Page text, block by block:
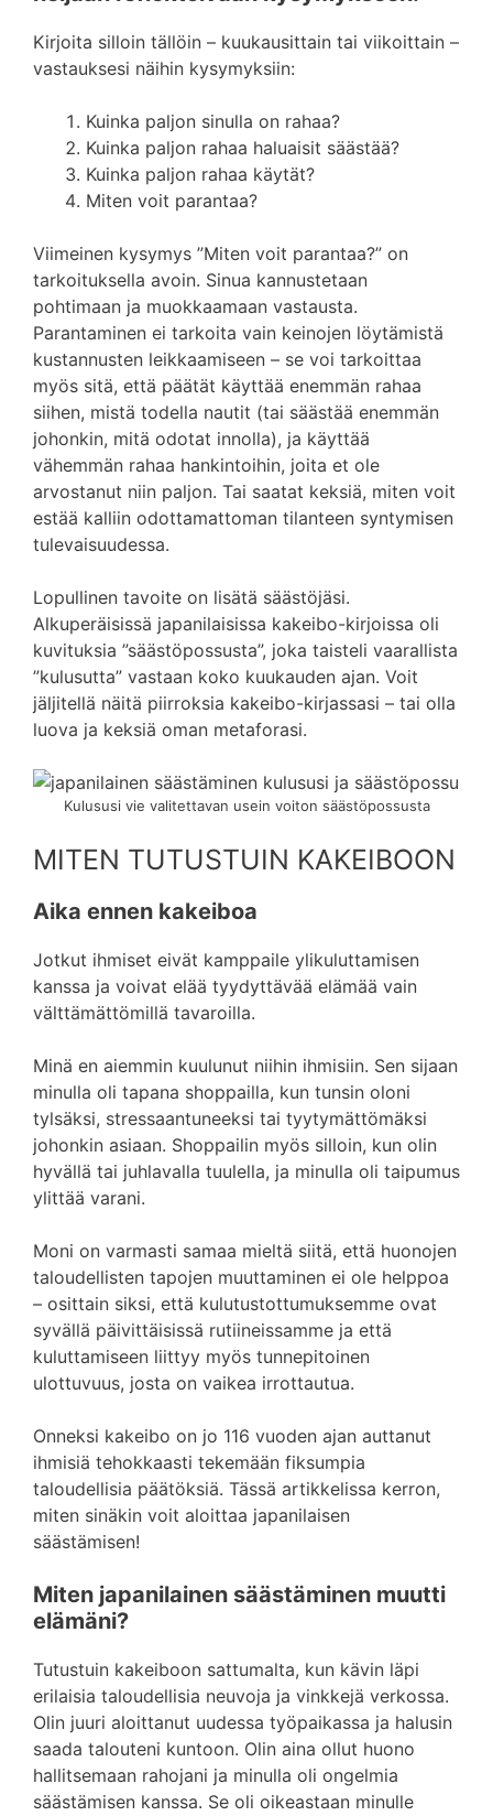
Kirjoita silloin tällöin – kuukausittain tai viikoittain –
vastauksesi näihin kysymyksiin:
Kuinka paljon sinulla on rahaa?
Kuinka paljon rahaa haluaisit säästää?
Kuinka paljon rahaa käytät?
Miten voit parantaa?
Viimeinen kysymys ”Miten voit parantaa?” on
tarkoituksella avoin. Sinua kannustetaan
pohtimaan ja muokkaamaan vastausta.
Parantaminen ei tarkoita vain keinojen löytämistä
kustannusten leikkaamiseen – se voi tarkoittaa
myös sitä, että päätät käyttää enemmän rahaa
siihen, mistä todella nautit (tai säästää enemmän
johonkin, mitä odotat innolla), ja käyttää
vähemmän rahaa hankintoihin, joita et ole
arvostanut niin paljon. Tai saatat keksiä, miten voit
estää kalliin odottamattoman tilanteen syntymisen
tulevaisuudessa.
Lopullinen tavoite on lisätä säästöjäsi.
Alkuperäisissä japanilaisissa kakeibo-kirjoissa oli
kuvituksia ”säästöpossusta”, joka taisteli vaarallista
”kulusutta” vastaan koko kuukauden ajan. Voit
jäljitellä näitä piirroksia kakeibo-kirjassasi – tai olla
luova ja keksiä oman metaforasi.
Kulususi vie valitettavan usein voiton säästöpossusta
MITEN TUTUSTUIN KAKEIBOON
Aika ennen kakeiboa
Jotkut ihmiset eivät kamppaile ylikuluttamisen
kanssa ja voivat elää tyydyttävää elämää vain
välttämättömillä tavaroilla.
Minä en aiemmin kuulunut niihin ihmisiin. Sen sijaan
minulla oli tapana shoppailla, kun tunsin oloni
tylsäksi, stressaantuneeksi tai tyytymättömäksi
johonkin asiaan. Shoppailin myös silloin, kun olin
hyvällä tai juhlavalla tuulella, ja minulla oli taipumus
ylittää varani.
Moni on varmasti samaa mieltä siitä, että huonojen
taloudellisten tapojen muuttaminen ei ole helppoa
– osittain siksi, että kulutustottumuksemme ovat
syvällä päivittäisissä rutiineissamme ja että
kuluttamiseen liittyy myös tunnepitoinen
ulottuvuus, josta on vaikea irrottautua.
Onneksi kakeibo on jo 116 vuoden ajan auttanut
ihmisiä tehokkaasti tekemään fiksumpia
taloudellisia päätöksiä. Tässä artikkelissa kerron,
miten sinäkin voit aloittaa japanilaisen
säästämisen!
Miten japanilainen säästäminen muutti
elämäni?
Tutustuin kakeiboon sattumalta, kun kävin läpi
erilaisia taloudellisia neuvoja ja vinkkejä verkossa.
Olin juuri aloittanut uudessa työpaikassa ja halusin
saada talouteni kuntoon. Olin aina ollut huono
hallitsemaan rahojani ja minulla oli ongelmia
säästämisen kanssa. Se oli oikeastaan minulle